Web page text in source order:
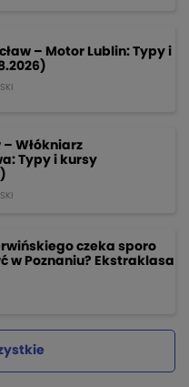
– Motor Lublin: Typy i
– Włókniarz
Typy i kursy
czeka sporo
w Poznaniu? Ekstraklasa